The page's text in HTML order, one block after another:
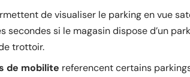
de visualiser le parking en vue
secondes si le magasin dispose d’un
trottoir.
de mobilite referencent certains